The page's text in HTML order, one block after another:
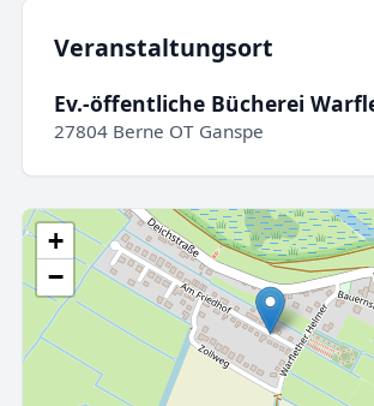
Veranstaltungsort
Ev.-öffentliche Bücherei
27804 Berne OT Ganspe
+
−